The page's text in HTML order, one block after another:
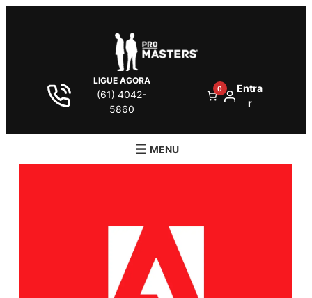
LIGUE AGORA
(61) 4042-
5860
0
Entra
r